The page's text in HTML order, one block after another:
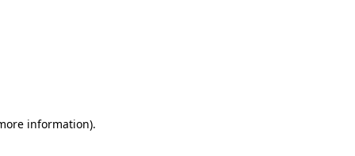
information).